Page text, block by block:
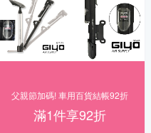
父親節加碼! 車用百貨結帳92折
滿1件享92折